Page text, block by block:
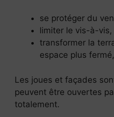
se protéger du
limiter le vis-à-vis,
transformer la
espace plus
Les joues et façades
peuvent être ouvertes
totalement.